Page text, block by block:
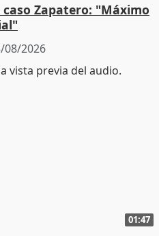
Zapatero: "Máximo
08/2026
01:47